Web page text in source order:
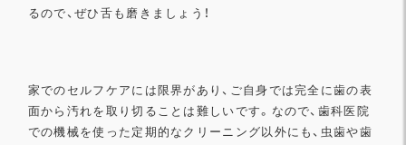
るので、ぜひ舌も磨きましょう！
家でのセルフケアには限界があり、 ご自身では完全に歯の表
面から汚れを取り切ることは難しいです。 なので、 歯科医院
での機械を使った定期的なクリーニング以外にも、 虫歯や歯